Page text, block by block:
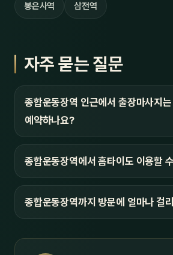
봉은사역 삼전역
자주 묻는 질문
종합운동장역 인근에서 출장마사지는
예약하나요?
종합운동장역에서 홈타이도 이용할
종합운동장역까지 방문에 얼마나 걸